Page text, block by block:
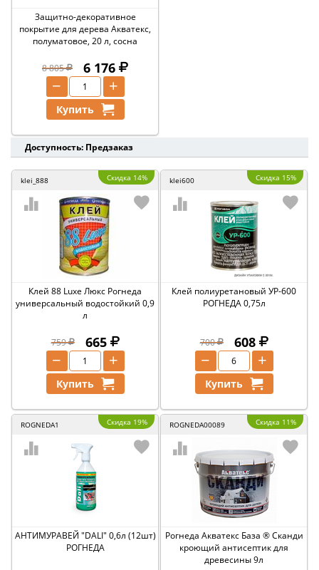
Защитно-декоративное
покрытие для дерева Акватекс,
полуматовое, 20 л, сосна
8 805 6 176
+
−
Купить
Доступность: Предзаказ
klei_888 Скидка 14%
Клей 88 Luxe Люкс Рогнеда
универсальный водостойкий 0,9
л
759 665
+
−
Купить
klei600 Скидка 15%
Клей полиуретановый УР-600
РОГНЕДА 0,75л
700 608
+
−
Купить
ROGNEDA1 Скидка 19%
АНТИМУРАВЕЙ "DALI" 0,6л (12шт)
РОГНЕДА
ROGNEDA00089 Скидка 11%
Рогнеда Акватекс База ® Сканди
кроющий антисептик для
древесины 9л